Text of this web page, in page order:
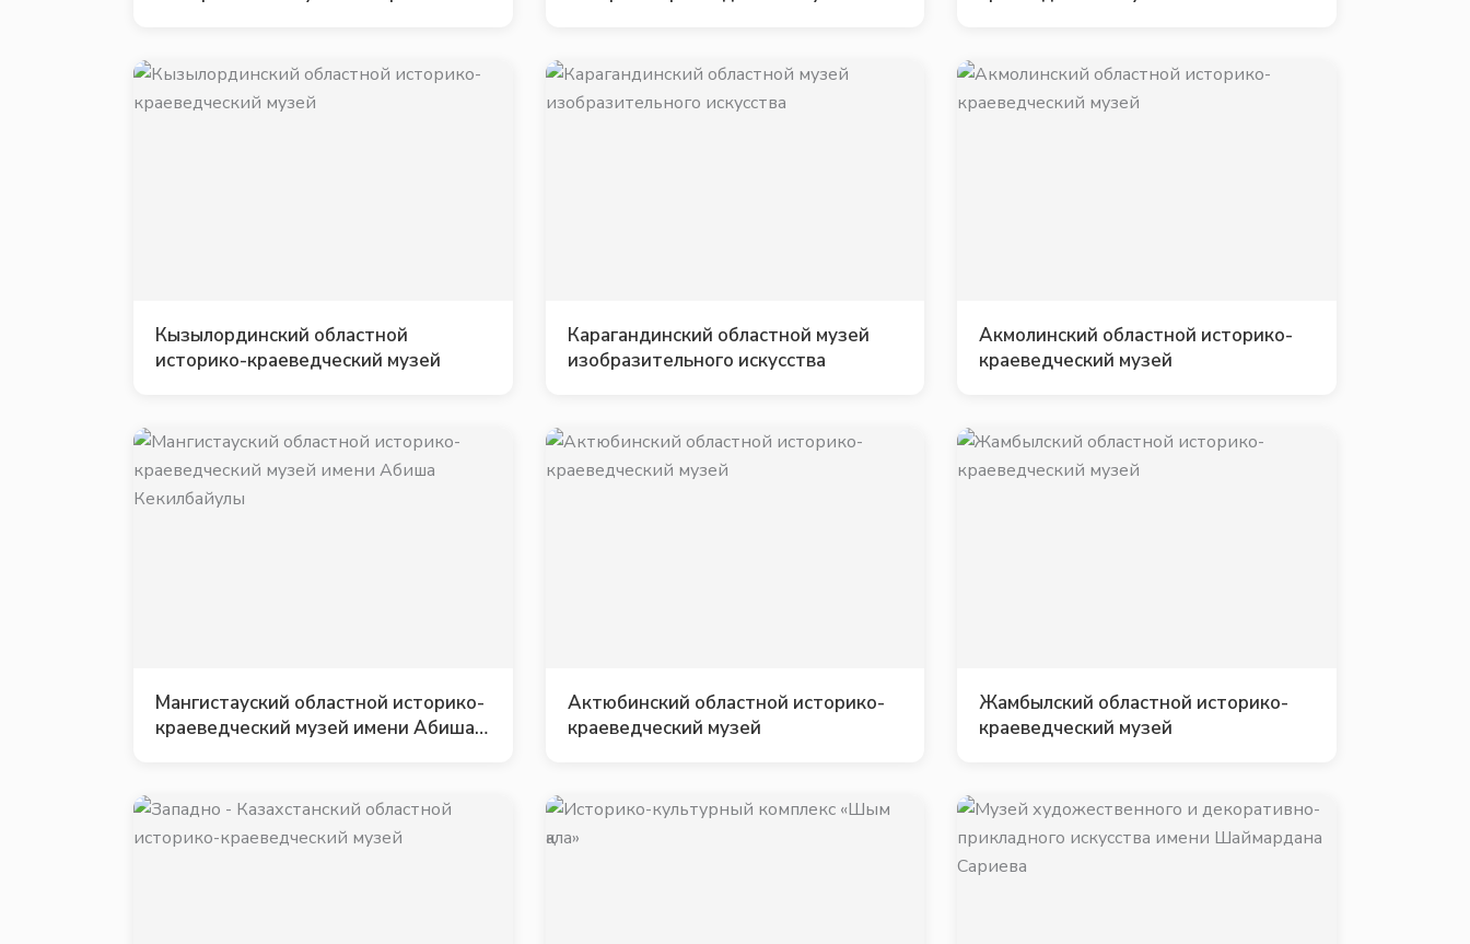
Кызылординский областной
историко-краеведческий музей
Карагандинский областной музей
изобразительного искусства
Акмолинский областной историко-
краеведческий музей
Мангистауский областной историко-
краеведческий музей имени Абиша
Актюбинский областной историко-
краеведческий музей
Жамбылский областной историко-
краеведческий музей